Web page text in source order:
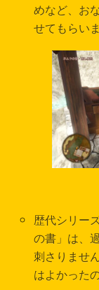
めなど、お
せてもらい
歴代シリー
の書」は、
刺さりませ
はよかった